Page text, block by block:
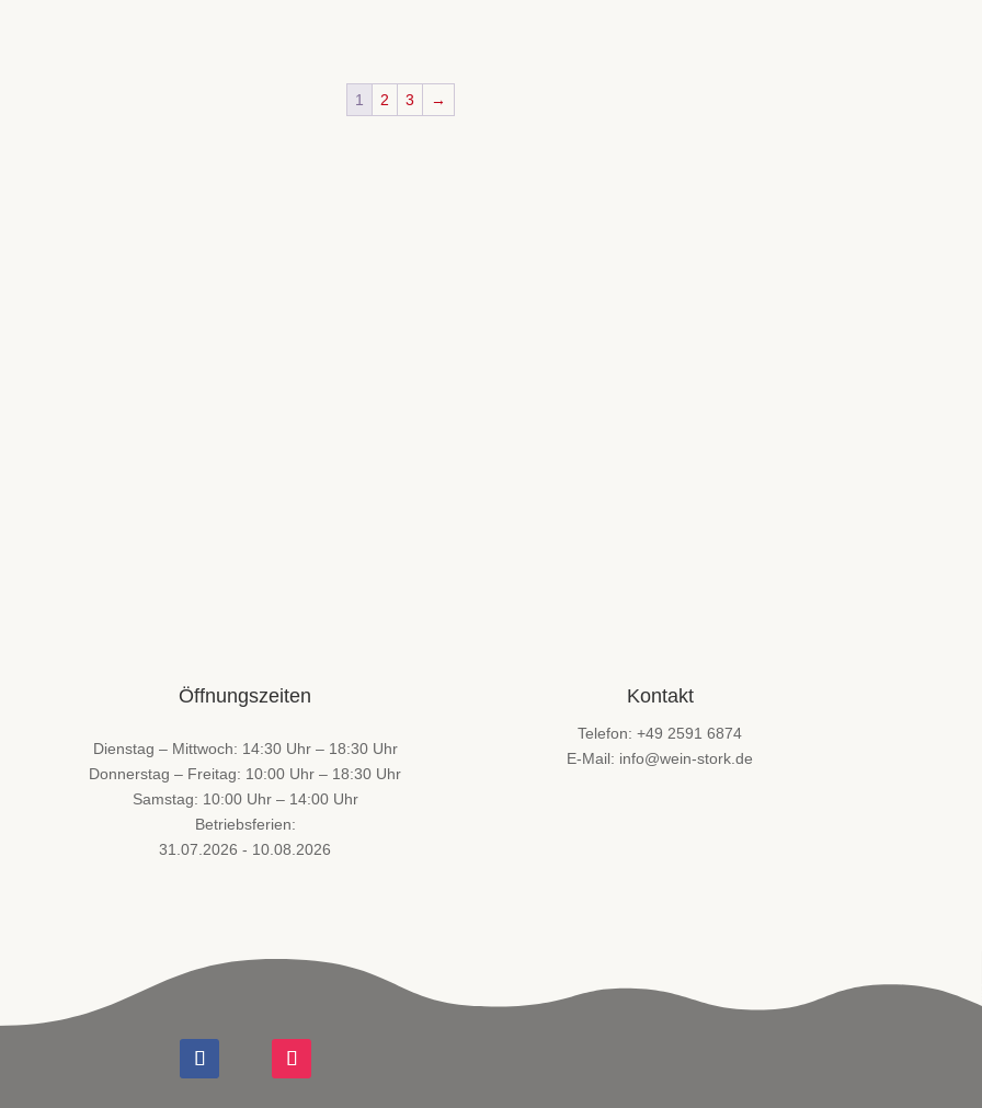
1 2 3 →
Öffnungszeiten
Dienstag – Mittwoch: 14:30 Uhr – 18:30 Uhr
Donnerstag – Freitag: 10:00 Uhr – 18:30 Uhr
Samstag: 10:00 Uhr – 14:00 Uhr
Betriebsferien:
31.07.2026 - 10.08.2026
Kontakt
Telefon: +49 2591 6874
E-Mail: info@wein-stork.de